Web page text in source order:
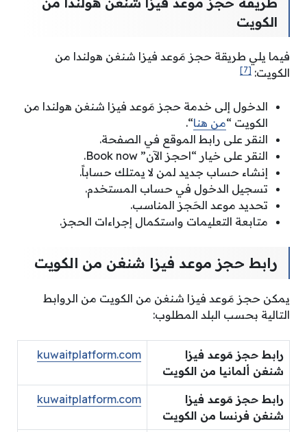
الكويت
فيما يلي طريقة حجز مَوعد فيزا شنغن هولندا من
الكويت: [7]
الدخول إلى خدمة حجز مَوعد فيزا شنغن هولندا من
الكويت “من هنا“.
النقر على رابط الموقع في الصفحة.
النقر على خيار “احجز الآن” Book now.
إنشاء حساب جديد لمن لا يمتلك حساباً.
تسجيل الدخول في حساب المستخدم.
تحديد موعد الحَجز المناسب.
متابعة التعليمات واستكمال إجراءات الحجز.
رابط حجز موعد فيزا شنغن من الكويت
يمكن حجز مَوعد فيزا شنغن من الكويت من الروابط
التالية بحسب البلد المطلوب:
رابط حجز مَوعد فيزا
شنغن ألمانيا من الكويت
kuwaitplatform.com
رابط حجز مَوعد فيزا
شنغن فرنسا من الكويت
kuwaitplatform.com